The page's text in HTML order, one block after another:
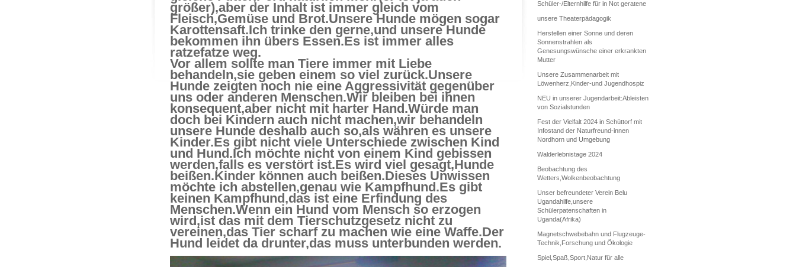
Schüler-/Elternhilfe für in Not geratene
unsere Theaterpädagogik
Herstellen einer Sonne und deren
Sonnenstrahlen als
Genesungswünsche einer erkrankten
Mutter
Unsere Zusammenarbeit mit
Löwenherz,Kinder-und Jugendhospiz
NEU in unserer Jugendarbeit:Ableisten
von Sozialstunden
Fest der Vielfalt 2024 in Schüttorf mit
Infostand der Naturfreund-innen
Nordhorn und Umgebung
Walderlebnistage 2024
Beobachtung des
Wetters,Wolkenbeobachtung
Unser befreundeter Verein Belu
Ugandahilfe,unsere
Schülerpatenschaften in
Uganda(Afrika)
Magnetschwebebahn und Flugzeuge-
Technik,Forschung und Ökologie
Spiel,Spaß,Sport,Natur für alle
größer),aber der Inhalt ist immer gleich vom
Fleisch,Gemüse und Brot.Unsere Hunde mögen sogar
Karottensaft.Ich trinke den gerne,und unsere Hunde
bekommen ihn übers Essen.Es ist immer alles
ratzefatze weg.
Vor allem sollte man Tiere immer mit Liebe
behandeln,sie geben einem so viel zurück.Unsere
Hunde zeigten noch nie eine Aggressivität gegenüber
uns oder anderen Menschen.Wir bleiben bei ihnen
konsequent,aber nicht mit harter Hand.Würde man
doch bei Kindern auch nicht machen,wir behandeln
unsere Hunde deshalb auch so,als währen es unsere
Kinder.Es gibt nicht viele Unterschiede zwischen Kind
und Hund.Ich möchte nicht von einem Kind gebissen
werden,falls es verstört ist.Es wird viel gesagt,Hunde
beißen.Kinder können auch beißen.Dieses Unwissen
möchte ich abstellen,genau wie Kampfhund.Es gibt
keinen Kampfhund,das ist eine Erfindung des
Menschen.Wenn ein Hund vom Mensch so erzogen
wird,ist das mit dem Tierschutzgesetz nicht zu
vereinen,das Tier scharf zu machen wie eine Waffe.Der
Hund leidet da drunter,das muss unterbunden werden.